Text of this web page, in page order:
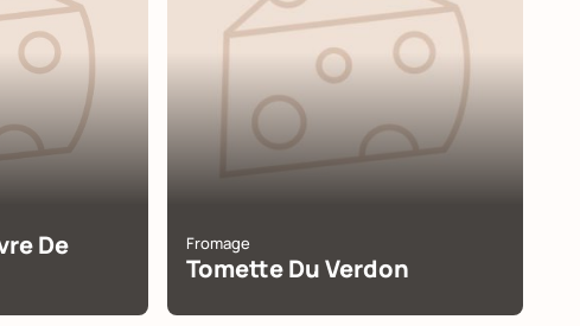
De Fromage
Tomette Du Verdon